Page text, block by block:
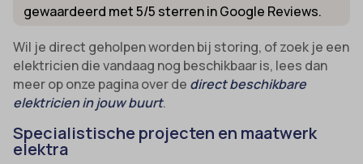
gewaardeerd met 5/5 sterren in Google Reviews.
Wil je direct geholpen worden bij storing, of zoek je een
elektricien die vandaag nog beschikbaar is, lees dan
meer op onze pagina over de direct beschikbare
elektricien in jouw buurt.
Specialistische projecten en maatwerk
elektra